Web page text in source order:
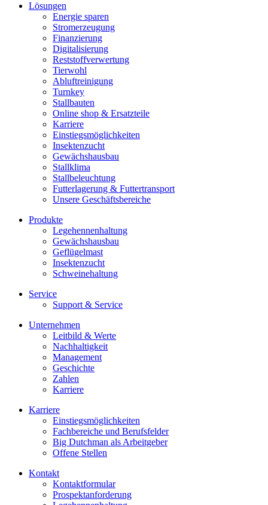
Lösungen
Energie sparen
Stromerzeugung
Finanzierung
Digitalisierung
Reststoffverwertung
Tierwohl
Abluftreinigung
Turnkey
Stallbauten
Online shop & Ersatzteile
Karriere
Einstiegsmöglichkeiten
Insektenzucht
Gewächshausbau
Stallklima
Stallbeleuchtung
Futterlagerung & Futtertransport
Unsere Geschäftsbereiche
Produkte
Legehennenhaltung
Gewächshausbau
Geflügelmast
Insektenzucht
Schweinehaltung
Service
Support & Service
Unternehmen
Leitbild & Werte
Nachhaltigkeit
Management
Geschichte
Zahlen
Karriere
Karriere
Einstiegsmöglichkeiten
Fachbereiche und Berufsfelder
Big Dutchman als Arbeitgeber
Offene Stellen
Kontakt
Kontaktformular
Prospektanforderung